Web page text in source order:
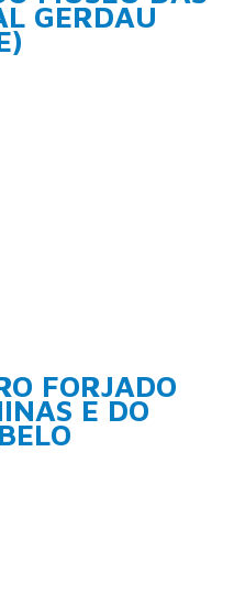
GERDAU
FORJADO
E DO